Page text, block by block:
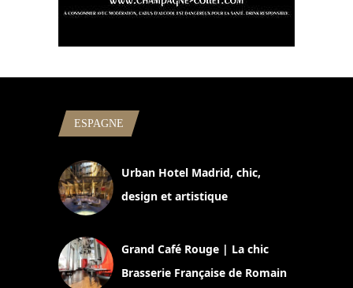
ESPAGNE
Urban Hotel Madrid, chic,
design et artistique
Grand Café Rouge | La chic
Brasserie Française de Romain